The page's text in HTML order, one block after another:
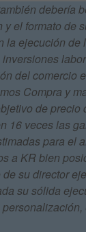
debería
y el formato de
la ejecución de
inversiones
del comercio
Compra y
de precio
16 veces las
para el
a KR bien
su director
su sólida